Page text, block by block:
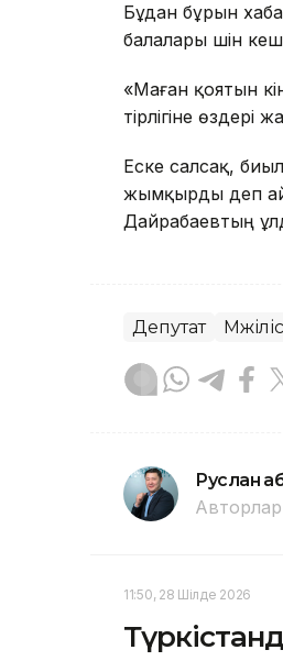
Бұдан бұрын
балалары үшін
«Маған қоятын
тірлігіне
Еске салсақ,
жымқырды деп
Дайрабаевтың
Депутат Мәжіліс
Руслан
Авторлар
11:50, 28 Шілде 2026